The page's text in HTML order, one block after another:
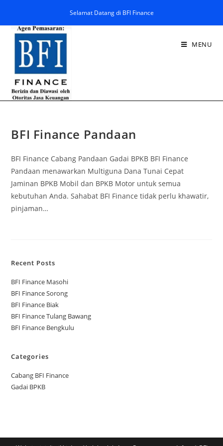
Selamat Datang di BFI Finance
MENU
BFI Finance Pandaan
BFI Finance Cabang Pandaan Gadai BPKB BFI Finance
Pandaan menawarkan Multiguna Dana Tunai Cepat
Jaminan BPKB Mobil dan BPKB Motor untuk semua
kebutuhan Anda. Sahabat BFI Finance tidak perlu khawatir,
pinjaman…
Recent Posts
BFI Finance Masohi
BFI Finance Sorong
BFI Finance Biak
BFI Finance Tulang Bawang
BFI Finance Bengkulu
Categories
Cabang BFI Finance
Gadai BPKB